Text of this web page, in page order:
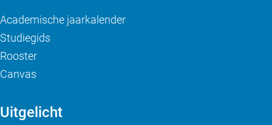
Academische jaarkalender
Studiegids
Rooster
Canvas
Uitgelicht